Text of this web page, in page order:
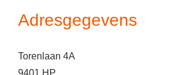
Adresgegevens
Torenlaan 4A
9401 HP